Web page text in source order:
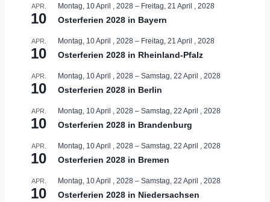
APR.
10
Montag, 10 April , 2028 – Freitag, 21 April , 2028
Osterferien 2028 in Bayern
APR.
10
Montag, 10 April , 2028 – Freitag, 21 April , 2028
Osterferien 2028 in Rheinland-Pfalz
APR.
10
Montag, 10 April , 2028 – Samstag, 22 April , 2028
Osterferien 2028 in Berlin
APR.
10
Montag, 10 April , 2028 – Samstag, 22 April , 2028
Osterferien 2028 in Brandenburg
APR.
10
Montag, 10 April , 2028 – Samstag, 22 April , 2028
Osterferien 2028 in Bremen
APR.
10
Montag, 10 April , 2028 – Samstag, 22 April , 2028
Osterferien 2028 in Niedersachsen